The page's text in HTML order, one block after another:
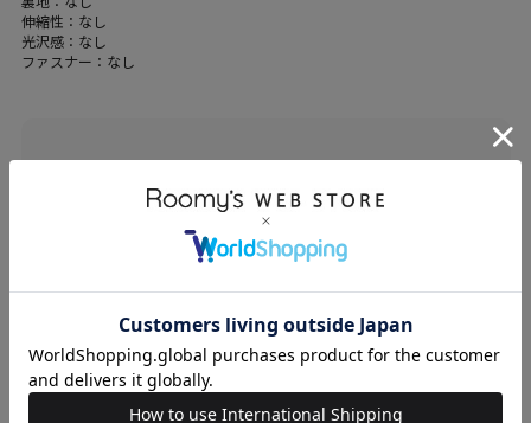
伸縮性：なし
光沢感：なし
ファスナー：なし
WOMENS > トップス > シャツ/ブラウス
本体 綿-100%
原産国
中国
605 円 (税込) （送料について）
返品・交換
返品特約
【MLB】ハートロゴショートシャツ